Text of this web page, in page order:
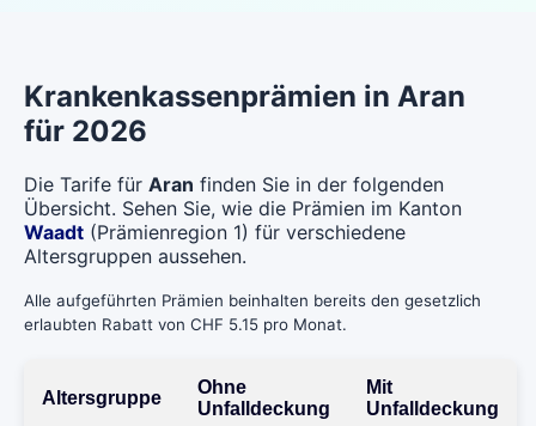
Krankenkassenprämien in Aran
für 2026
Die Tarife für Aran finden Sie in der folgenden
Übersicht. Sehen Sie, wie die Prämien im Kanton
Waadt (Prämienregion 1) für verschiedene
Altersgruppen aussehen.
Alle aufgeführten Prämien beinhalten bereits den gesetzlich
erlaubten Rabatt von CHF 5.15 pro Monat.
Altersgruppe
Ohne
Unfalldeckung
Mit
Unfalldeckung